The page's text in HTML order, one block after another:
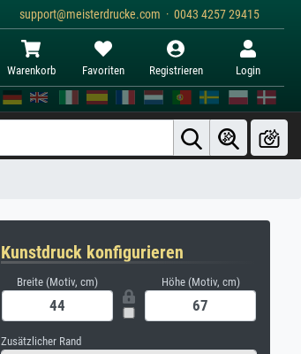
support@meisterdrucke.com · 0043 4257 29415
Warenkorb Favoriten Registrieren Login
Kunstdruck konfigurieren
Breite (Motiv, cm) Höhe (Motiv, cm)
Zusätzlicher Rand